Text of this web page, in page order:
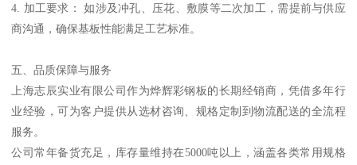
4. 加工要求： 如涉及冲孔、压花、敷膜等二次加工，需提前与供应
商沟通，确保基板性能满足工艺标准。
五、品质保障与服务
上海志辰实业有限公司作为烨辉彩钢板的长期经销商，凭借多年行
业经验，可为客户提供从选材咨询、规格定制到物流配送的全流程
服务。
公司常年备货充足，库存量维持在5000吨以上，涵盖各类常用规格